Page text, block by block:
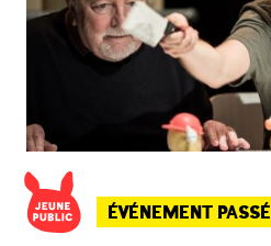
ÉVÉNEMENT PASSÉ